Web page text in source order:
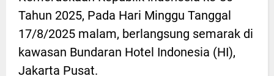
Tahun 2025, Pada Hari Minggu Tanggal
17/8/2025 malam, berlangsung semarak di
kawasan Bundaran Hotel Indonesia (HI),
Jakarta Pusat.